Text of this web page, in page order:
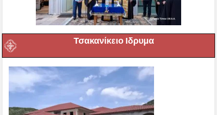
Τσακανίκειο Ιδρυμα